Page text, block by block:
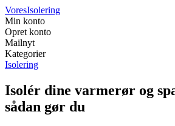
VoresIsolering
Min konto
Opret konto
Mailnyt
Kategorier
Isolering
Isolér dine varmerør og
sådan gør du